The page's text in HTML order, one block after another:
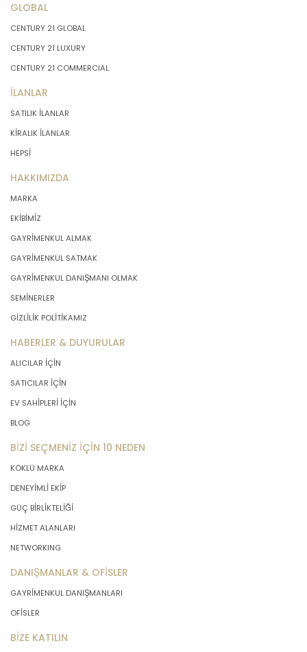
GLOBAL
CENTURY 21 GLOBAL
CENTURY 21 LUXURY
CENTURY 21 COMMERCIAL
İLANLAR
SATILIK İLANLAR
KİRALIK İLANLAR
HEPSİ
HAKKIMIZDA
MARKA
EKİBİMİZ
GAYRİMENKUL ALMAK
GAYRİMENKUL SATMAK
GAYRİMENKUL DANIŞMANI OLMAK
SEMİNERLER
GİZLİLİK POLİTİKAMIZ
HABERLER & DUYURULAR
ALICILAR İÇİN
SATICILAR İÇİN
EV SAHİPLERİ İÇİN
BLOG
BİZİ SEÇMENİZ İÇİN 10 NEDEN
KÖKLÜ MARKA
DENEYİMLİ EKİP
GÜÇ BİRLİKTELİĞİ
HİZMET ALANLARI
NETWORKING
DANIŞMANLAR & OFİSLER
GAYRİMENKUL DANIŞMANLARI
OFİSLER
BİZE KATILIN